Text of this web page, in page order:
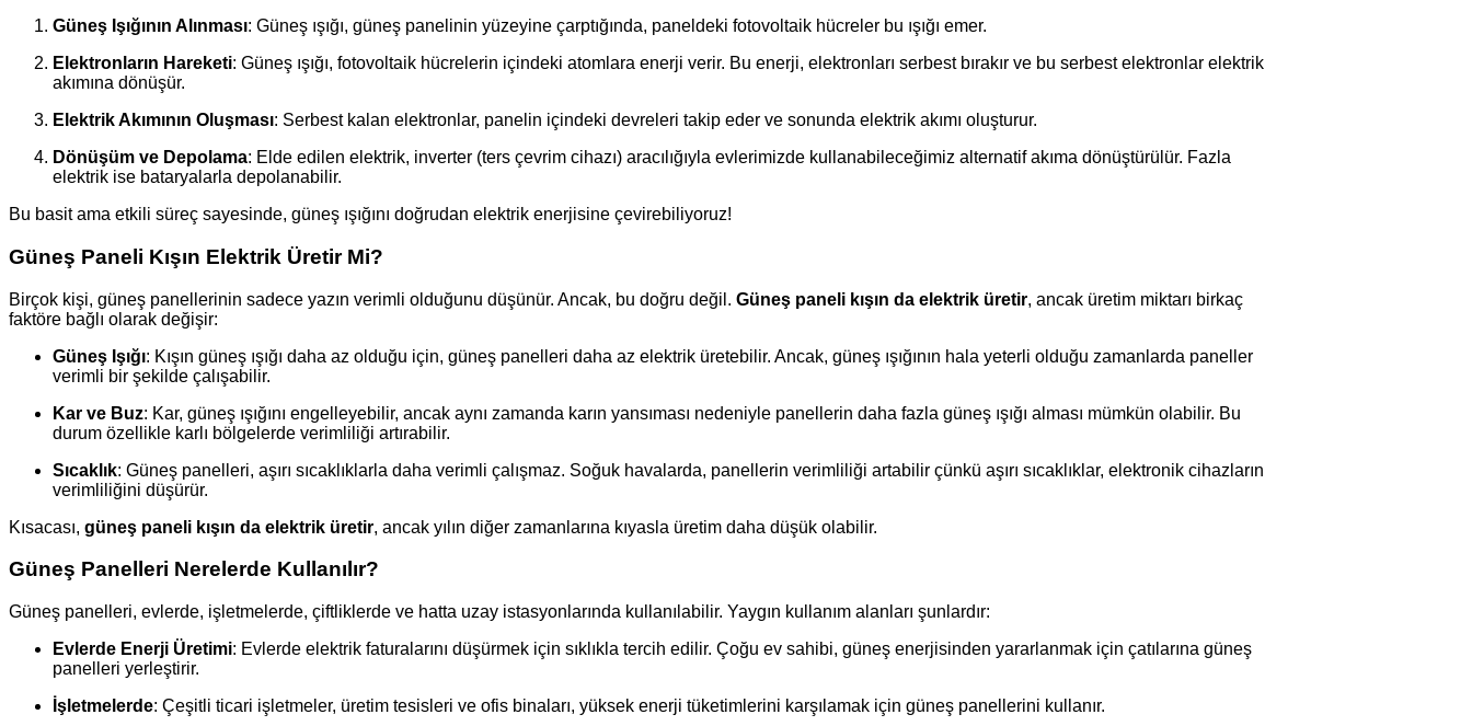
Güneş Işığının Alınması: Güneş ışığı, güneş panelinin yüzeyine çarptığında, paneldeki fotovoltaik hücreler bu ışığı emer.
Elektronların Hareketi: Güneş ışığı, fotovoltaik hücrelerin içindeki atomlara enerji verir. Bu enerji, elektronları serbest bırakır ve bu serbest elektronlar elektrik
akımına dönüşür.
Elektrik Akımının Oluşması: Serbest kalan elektronlar, panelin içindeki devreleri takip eder ve sonunda elektrik akımı oluşturur.
Dönüşüm ve Depolama: Elde edilen elektrik, inverter (ters çevrim cihazı) aracılığıyla evlerimizde kullanabileceğimiz alternatif akıma dönüştürülür. Fazla
elektrik ise bataryalarla depolanabilir.
Bu basit ama etkili süreç sayesinde, güneş ışığını doğrudan elektrik enerjisine çevirebiliyoruz!
Güneş Paneli Kışın Elektrik Üretir Mi?
Birçok kişi, güneş panellerinin sadece yazın verimli olduğunu düşünür. Ancak, bu doğru değil. Güneş paneli kışın da elektrik üretir, ancak üretim miktarı birkaç
faktöre bağlı olarak değişir:
Güneş Işığı: Kışın güneş ışığı daha az olduğu için, güneş panelleri daha az elektrik üretebilir. Ancak, güneş ışığının hala yeterli olduğu zamanlarda paneller
verimli bir şekilde çalışabilir.
Kar ve Buz: Kar, güneş ışığını engelleyebilir, ancak aynı zamanda karın yansıması nedeniyle panellerin daha fazla güneş ışığı alması mümkün olabilir. Bu
durum özellikle karlı bölgelerde verimliliği artırabilir.
Sıcaklık: Güneş panelleri, aşırı sıcaklıklarla daha verimli çalışmaz. Soğuk havalarda, panellerin verimliliği artabilir çünkü aşırı sıcaklıklar, elektronik cihazların
verimliliğini düşürür.
Kısacası, güneş paneli kışın da elektrik üretir, ancak yılın diğer zamanlarına kıyasla üretim daha düşük olabilir.
Güneş Panelleri Nerelerde Kullanılır?
Güneş panelleri, evlerde, işletmelerde, çiftliklerde ve hatta uzay istasyonlarında kullanılabilir. Yaygın kullanım alanları şunlardır:
Evlerde Enerji Üretimi: Evlerde elektrik faturalarını düşürmek için sıklıkla tercih edilir. Çoğu ev sahibi, güneş enerjisinden yararlanmak için çatılarına güneş
panelleri yerleştirir.
İşletmelerde: Çeşitli ticari işletmeler, üretim tesisleri ve ofis binaları, yüksek enerji tüketimlerini karşılamak için güneş panellerini kullanır.